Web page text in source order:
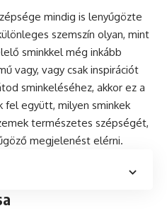
mindig is lenyűgözte
szemszín olyan, mint
sminkkel még inkább
vagy, vagy csak inspirációt
sminkeléséhez, akkor ez a
fel együtt, milyen sminkek
természetes szépségét,
megjelenést elérni.